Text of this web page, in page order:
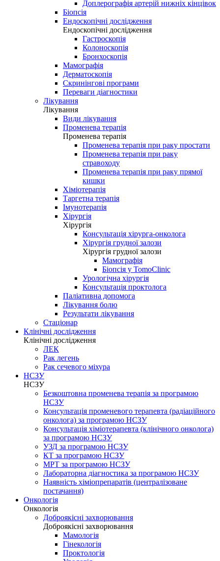
Доплерографія артерій нижніх кінцівок
Біопсія
Ендоскопічні дослідження
Ендоскопічні дослідження
Гастроскопія
Колоноскопія
Бронхоскопія
Мамографія
Дерматоскопія
Скринінгові програми
Переваги діагностики
Лікування
Лікування
Види лікування
Променева терапія
Променева терапія
Променева терапія при раку простати
Променева терапія при раку
стравоходу
Променева терапія при раку прямої
кишки
Хіміотерапія
Таргетна терапія
Імунотерапія
Хірургія
Хірургія
Консультація хірурга-онколога
Хірургія грудної залози
Хірургія грудної залози
Мамографія
Біопсія у TomoClinic
Урологічна хірургія
Консультація проктолога
Паліативна допомога
Лікування болю
Результати лікування
Стаціонар
Клінічні дослідження
Клінічні дослідження
ЛЕК
Рак легень
Рак сечевого міхура
НСЗУ
НСЗУ
Безкоштовна променева терапія за програмою
НСЗУ
Консультація променевого терапевта (радіаційного
онколога) за програмою НСЗУ
Консультація хіміотерапевта (клінічного онколога)
за програмою НСЗУ
УЗД за програмою НСЗУ
КТ за програмою НСЗУ
МРТ за програмою НСЗУ
Лабораторна діагностика за програмою НСЗУ
Наявність хіміопрепаратів (централізоване
постачання)
Онкологія
Онкологія
Доброякісні захворювання
Доброякісні захворювання
Мамологія
Гінекологія
Проктологія